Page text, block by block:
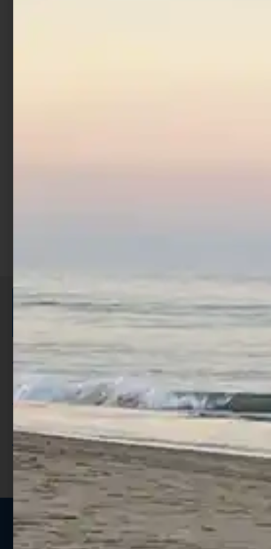
ISCRIVITI E RICEVI 3,50€ DI
SCONTO >
Per ogni acquisto accumuli ulteriori
punti;
Utilizza i punti per ricevere uno
sconto;
I punti sono indicati nella pagina
prodotto;
Seguici sui social